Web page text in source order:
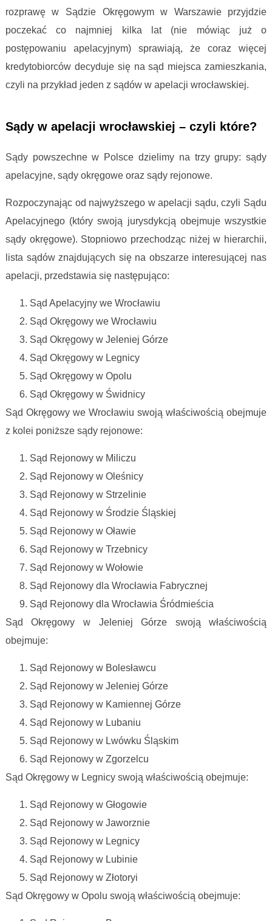
rozprawę w Sądzie Okręgowym w Warszawie przyjdzie
poczekać co najmniej kilka lat (nie mówiąc już o
postępowaniu apelacyjnym) sprawiają, że coraz więcej
kredytobiorców decyduje się na sąd miejsca zamieszkania,
czyli na przykład jeden z sądów w apelacji wrocławskiej.
Sądy w apelacji wrocławskiej – czyli które?
Sądy powszechne w Polsce dzielimy na trzy grupy: sądy
apelacyjne, sądy okręgowe oraz sądy rejonowe.
Rozpoczynając od najwyższego w apelacji sądu, czyli Sądu
Apelacyjnego (który swoją jurysdykcją obejmuje wszystkie
sądy okręgowe). Stopniowo przechodząc niżej w hierarchii,
lista sądów znajdujących się na obszarze interesującej nas
apelacji, przedstawia się następująco:
Sąd Apelacyjny we Wrocławiu
Sąd Okręgowy we Wrocławiu
Sąd Okręgowy w Jeleniej Górze
Sąd Okręgowy w Legnicy
Sąd Okręgowy w Opolu
Sąd Okręgowy w Świdnicy
Sąd Okręgowy we Wrocławiu swoją właściwością obejmuje
z kolei poniższe sądy rejonowe:
Sąd Rejonowy w Miliczu
Sąd Rejonowy w Oleśnicy
Sąd Rejonowy w Strzelinie
Sąd Rejonowy w Środzie Śląskiej
Sąd Rejonowy w Oławie
Sąd Rejonowy w Trzebnicy
Sąd Rejonowy w Wołowie
Sąd Rejonowy dla Wrocławia Fabrycznej
Sąd Rejonowy dla Wrocławia Śródmieścia
Sąd Okręgowy w Jeleniej Górze swoją właściwością
obejmuje:
Sąd Rejonowy w Bolesławcu
Sąd Rejonowy w Jeleniej Górze
Sąd Rejonowy w Kamiennej Górze
Sąd Rejonowy w Lubaniu
Sąd Rejonowy w Lwówku Śląskim
Sąd Rejonowy w Zgorzelcu
Sąd Okręgowy w Legnicy swoją właściwością obejmuje:
Sąd Rejonowy w Głogowie
Sąd Rejonowy w Jaworznie
Sąd Rejonowy w Legnicy
Sąd Rejonowy w Lubinie
Sąd Rejonowy w Złotoryi
Sąd Okręgowy w Opolu swoją właściwością obejmuje: